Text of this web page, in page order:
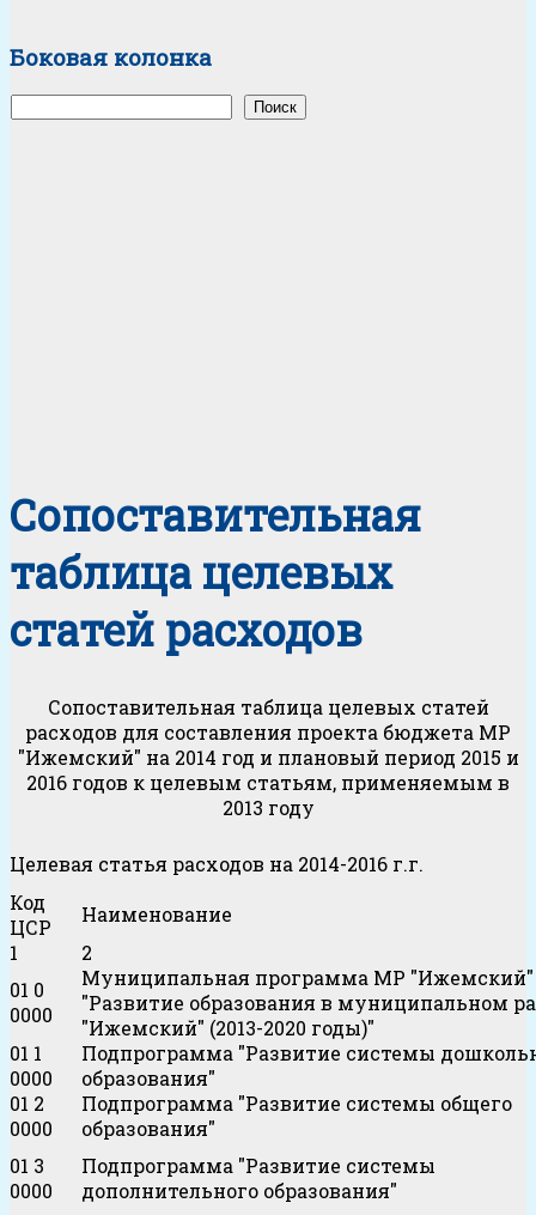
Боковая колонка
Поиск
Сопоставительная
таблица целевых
статей расходов
Сопоставительная таблица целевых статей
расходов для составления проекта бюджета МР
"Ижемский" на 2014 год и плановый период 2015 и
2016 годов к целевым статьям, применяемым в
2013 году
Целевая статья расходов на 2014-2016 г.г.
Код
ЦСР
Наименование
1
2
01 0
0000
Муниципальная программа МР "Ижемский"
"Развитие образования в муниципальном
"Ижемский" (2013-2020 годы)"
01 1
0000
Подпрограмма "Развитие системы
образования"
01 2
0000
Подпрограмма "Развитие системы общего
образования"
01 3
0000
Подпрограмма "Развитие системы
дополнительного образования"